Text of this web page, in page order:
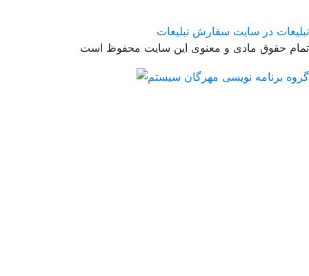
تبلیغات در سایت سفارش تبلیغات
تمام حقوق مادی و معنوی این سایت محفوظ است